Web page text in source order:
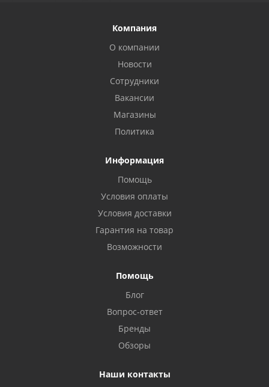
Компания
О компании
Новости
Сотрудники
Вакансии
Магазины
Политика
Информация
Помощь
Условия оплаты
Условия доставки
Гарантия на товар
Возможности
Помощь
Блог
Вопрос-ответ
Бренды
Обзоры
Наши контакты